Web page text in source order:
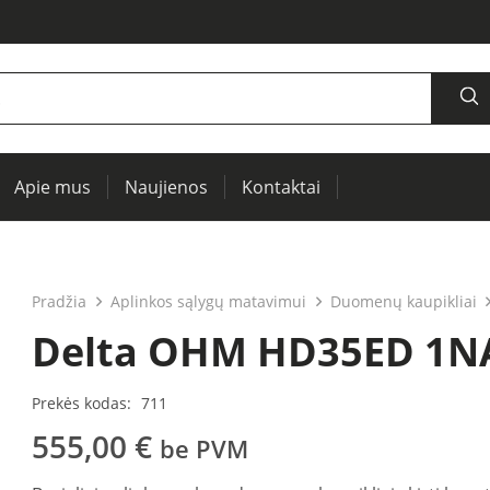
Apie mus Naujienos Kontaktai
Pradžia Aplinkos sąlygų matavimui Duomenų kaupikliai
Delta OHM HD35ED
Prekės kodas: 711
555,00€ be PVM